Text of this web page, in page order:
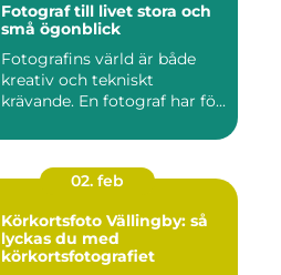
Fotograf till livet stora och
små ögonblick
Fotografins värld är både
kreativ och tekniskt
krävande. En fotograf har fö...
02. feb
Körkortsfoto Vällingby: så
lyckas du med
körkortsfotografiet